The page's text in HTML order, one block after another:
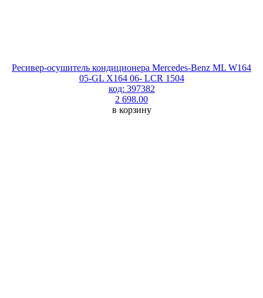
Ресивер-осушитель кондиционера Mercedes-Benz ML W164
05-GL X164 06- LCR 1504
код: 397382
2 698.00
в корзину